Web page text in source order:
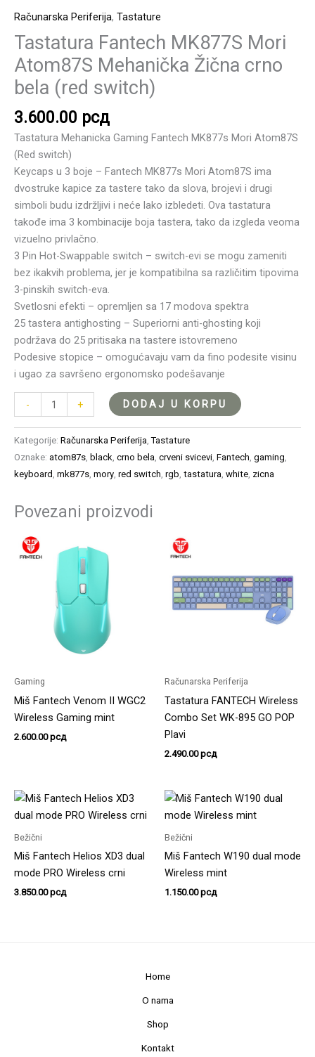
Računarska Periferija, Tastature
Tastatura Fantech MK877S Mori
Atom87S Mehanička Žična crno
bela (red switch)
3.600.00 рсд
Tastatura Mehanicka Gaming Fantech MK877s Mori Atom87S
(Red switch)
Keycaps u 3 boje – Fantech MK877s Mori Atom87S ima
dvostruke kapice za tastere tako da slova, brojevi i drugi
simboli budu izdržljivi i neće lako izbledeti. Ova tastatura
takođe ima 3 kombinacije boja tastera, tako da izgleda veoma
vizuelno privlačno.
3 Pin Hot-Swappable switch – switch-evi se mogu zameniti
bez ikakvih problema, jer je kompatibilna sa različitim tipovima
3-pinskih switch-eva.
Svetlosni efekti – opremljen sa 17 modova spektra
25 tastera antighosting – Superiorni anti-ghosting koji
podržava do 25 pritisaka na tastere istovremeno
Podesive stopice – omogućavaju vam da fino podesite visinu
i ugao za savršeno ergonomsko podešavanje
- + DODAJ U KORPU
Kategorije: Računarska Periferija,Tastature
Oznake: atom87s, black, crno bela, crveni svicevi, Fantech, gaming,
keyboard, mk877s, mory, red switch, rgb, tastatura, white, zicna
Povezani proizvodi
Gaming
Miš Fantech Venom II WGC2
Wireless Gaming mint
2.600.00рсд
Računarska Periferija
Tastatura FANTECH Wireless
Combo Set WK-895 GO POP
Plavi
2.490.00рсд
Bežični
Miš Fantech Helios XD3 dual
mode PRO Wireless crni
3.850.00рсд
Bežični
Miš Fantech W190 dual mode
Wireless mint
1.150.00рсд
Home
O nama
Shop
Kontakt